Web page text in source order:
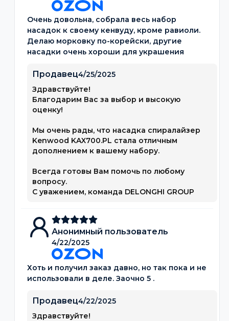
Очень довольна, собрала весь набор
насадок к своему кенвуду, кроме равиоли.
Делаю морковку по-корейски, другие
насадки очень хороши для украшения
Продавец4/25/2025
Здравствуйте!
Благодарим Вас за выбор и высокую
оценку!
Мы очень рады, что насадка спиралайзер
Kenwood KAX700.PL стала отличным
дополнением к вашему набору.
Всегда готовы Вам помочь по любому
вопросу.
С уважением, команда DELONGHI GROUP
Анонимный пользователь
4/22/2025
Хоть и получил заказ давно, но так пока и не
использовали в деле. Заочно 5 .
Продавец4/22/2025
Здравствуйте!